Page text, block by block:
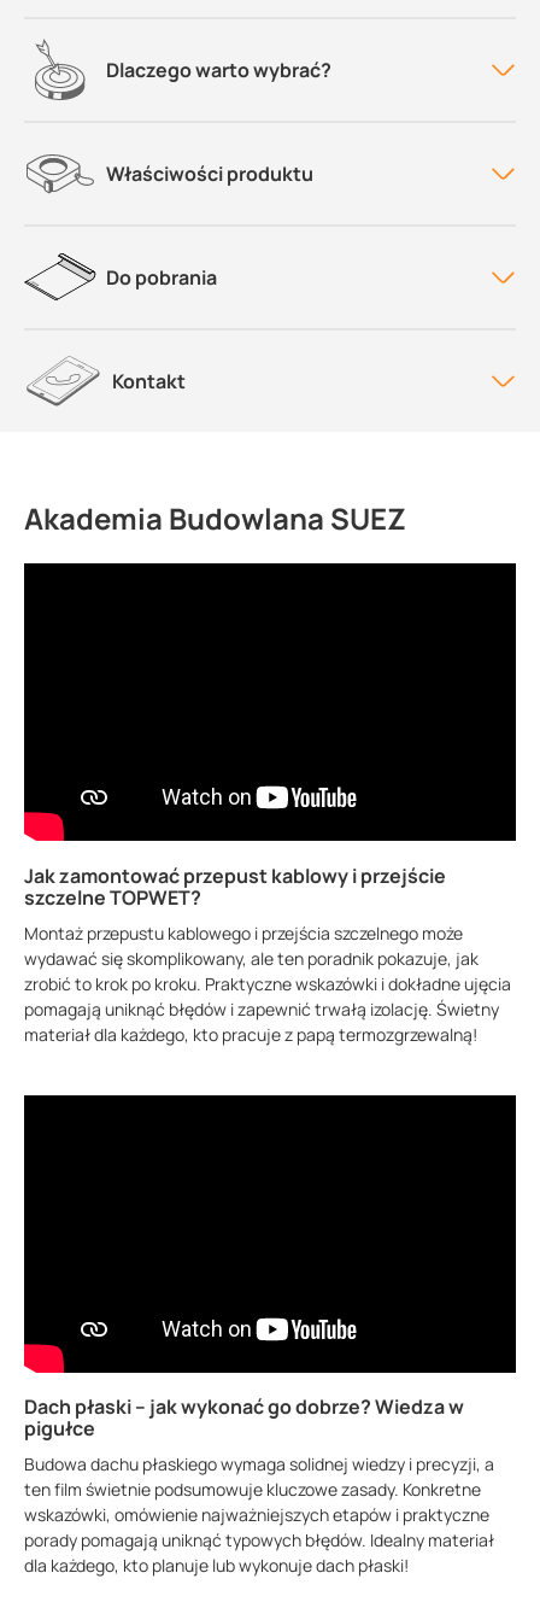
Dlaczego warto wybrać?
Właściwości produktu
Do pobrania
Kontakt
Akademia Budowlana SUEZ
Jak zamontować przepust kablowy i przejście
szczelne TOPWET?
Montaż przepustu kablowego i przejścia szczelnego może
wydawać się skomplikowany, ale ten poradnik pokazuje, jak
zrobić to krok po kroku. Praktyczne wskazówki i dokładne ujęcia
pomagają uniknąć błędów i zapewnić trwałą izolację. Świetny
materiał dla każdego, kto pracuje z papą termozgrzewalną!
Dach płaski – jak wykonać go dobrze? Wiedza w
pigułce
Budowa dachu płaskiego wymaga solidnej wiedzy i precyzji, a
ten film świetnie podsumowuje kluczowe zasady. Konkretne
wskazówki, omówienie najważniejszych etapów i praktyczne
porady pomagają uniknąć typowych błędów. Idealny materiał
dla każdego, kto planuje lub wykonuje dach płaski!